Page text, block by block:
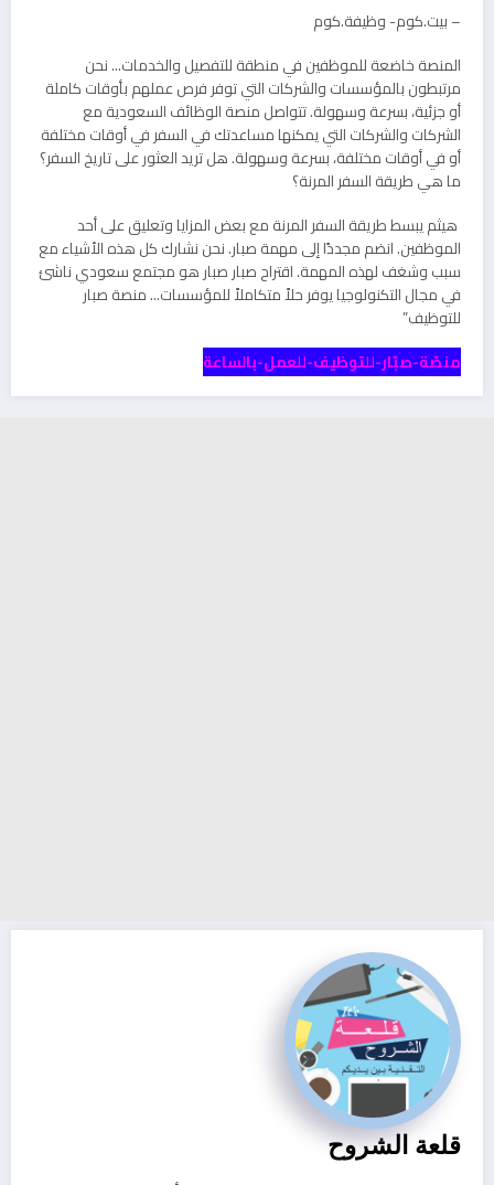
– بيت.كوم- وظيفة.كوم
المنصة خاضعة للموظفين في منطقة للتفصيل والخدمات… نحن
مرتبطون بالمؤسسات والشركات التي توفر فرص عملهم بأوقات كاملة
أو جزئية، بسرعة وسهولة. تتواصل منصة الوظائف السعودية مع
الشركات والشركات التي يمكنها مساعدتك في السفر في أوقات مختلفة
أو في أوقات مختلفة، بسرعة وسهولة. هل تريد العثور على تاريخ السفر؟
ما هي طريقة السفر المرنة؟
هيثم يبسط طريقة السفر المرنة مع بعض المزايا وتعليق على أحد
الموظفين. انضم مجددًا إلى مهمة صبار. نحن نشارك كل هذه الأشياء مع
سبب وشغف لهذه المهمة. اقتراح صبار صبار هو مجتمع سعودي ناشئ
في مجال التكنولوجيا يوفر حلاً متكاملاً للمؤسسات… منصة صبار
للتوظيف”
منصّة-صبّار-للتوظيف-للعمل-بالساعة
قلعة الشروح